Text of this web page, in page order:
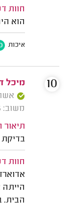
חוות
הוא
איכות
מיכל
אשרור:
משוב: 11/12/2025
תיאור
בדיקת
חוות
הבית.
10